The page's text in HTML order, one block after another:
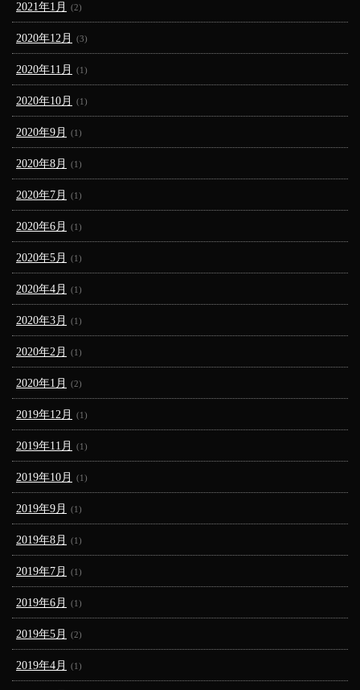
2021年1月 (2)
2020年12月 (3)
2020年11月 (1)
2020年10月 (1)
2020年9月 (1)
2020年8月 (1)
2020年7月 (1)
2020年6月 (1)
2020年5月 (1)
2020年4月 (1)
2020年3月 (1)
2020年2月 (1)
2020年1月 (2)
2019年12月 (1)
2019年11月 (1)
2019年10月 (1)
2019年9月 (1)
2019年8月 (1)
2019年7月 (1)
2019年6月 (1)
2019年5月 (2)
2019年4月 (1)